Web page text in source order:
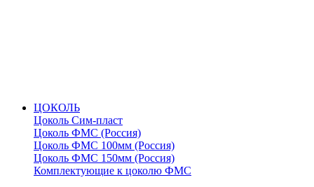
ЦОКОЛЬ
Цоколь Сим-пласт
Цоколь ФМС (Россия)
Цоколь ФМС 100мм (Россия)
Цоколь ФМС 150мм (Россия)
Комплектующие к цоколю ФМС